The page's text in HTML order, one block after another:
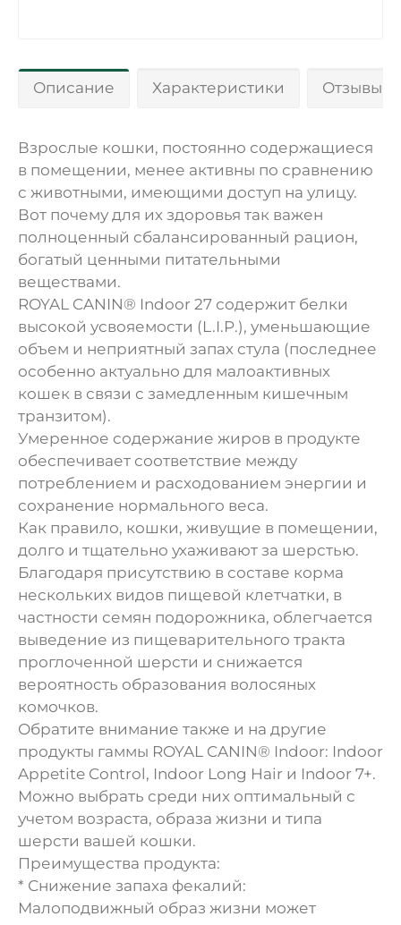
Описание Характеристики Отзывы 0
Взрослые кошки, постоянно содержащиеся
в помещении, менее активны по сравнению
с животными, имеющими доступ на улицу.
Вот почему для их здоровья так важен
полноценный сбалансированный рацион,
богатый ценными питательными
веществами.
ROYAL CANIN® Indoor 27 содержит белки
высокой усвояемости (L.I.P.), уменьшающие
объем и неприятный запах стула (последнее
особенно актуально для малоактивных
кошек в связи с замедленным кишечным
транзитом).
Умеренное содержание жиров в продукте
обеспечивает соответствие между
потреблением и расходованием энергии и
сохранение нормального веса.
Как правило, кошки, живущие в помещении,
долго и тщательно ухаживают за шерстью.
Благодаря присутствию в составе корма
нескольких видов пищевой клетчатки, в
частности семян подорожника, облегчается
выведение из пищеварительного тракта
проглоченной шерсти и снижается
вероятность образования волосяных
комочков.
Обратите внимание также и на другие
продукты гаммы ROYAL CANIN® Indoor: Indoor
Appetite Control, Indoor Long Hair и Indoor 7+.
Можно выбрать среди них оптимальный с
учетом возраста, образа жизни и типа
шерсти вашей кошки.
Преимущества продукта:
* Снижение запаха фекалий:
Малоподвижный образ жизни может